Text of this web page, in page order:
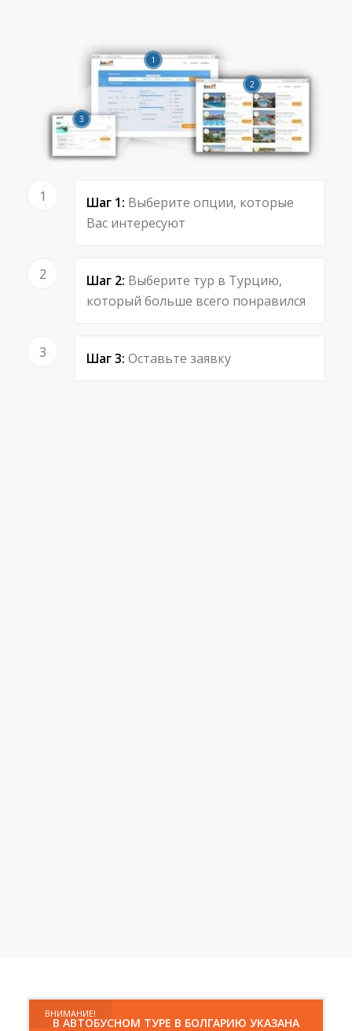
1
2
3
1 Шаг 1: Выберите опции, которые
Вас интересуют
2 Шаг 2: Выберите тур в Турцию,
который больше всего понравился
3 Шаг 3: Оставьте заявку
ВНИМАНИЕ!
В АВТОБУСНОМ ТУРЕ В БОЛГАРИЮ УКАЗАНА